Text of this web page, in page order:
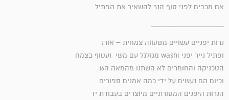
אם מכבים לפני סוף הנר להשאיר את הפתיל
_____________
נרות יפניים עשויים משעווה צמחית – אורז
ופתיל נייר יפני washi מגולגל עם משי ועטוף בצמח
הטכניקה והחומרים לא השתנו מהמאה ה16
וכיום הם נעשים על ידי כמה אמנים ספורים
הנרות היפנים המסורתיים מיוצרים בעבודת יד